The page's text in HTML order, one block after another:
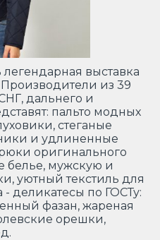
выставка
Производители из 39
дальнего и
пальто модных
стеганые
и удлиненные
оригинального
белье, мужскую и
уютный текстиль для
- деликатесы по ГОСТу:
фазан, жареная
орешки,